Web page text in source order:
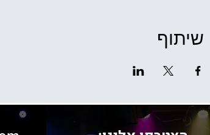
שיתוף